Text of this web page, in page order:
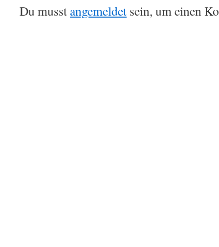
Du musst angemeldet sein, um einen